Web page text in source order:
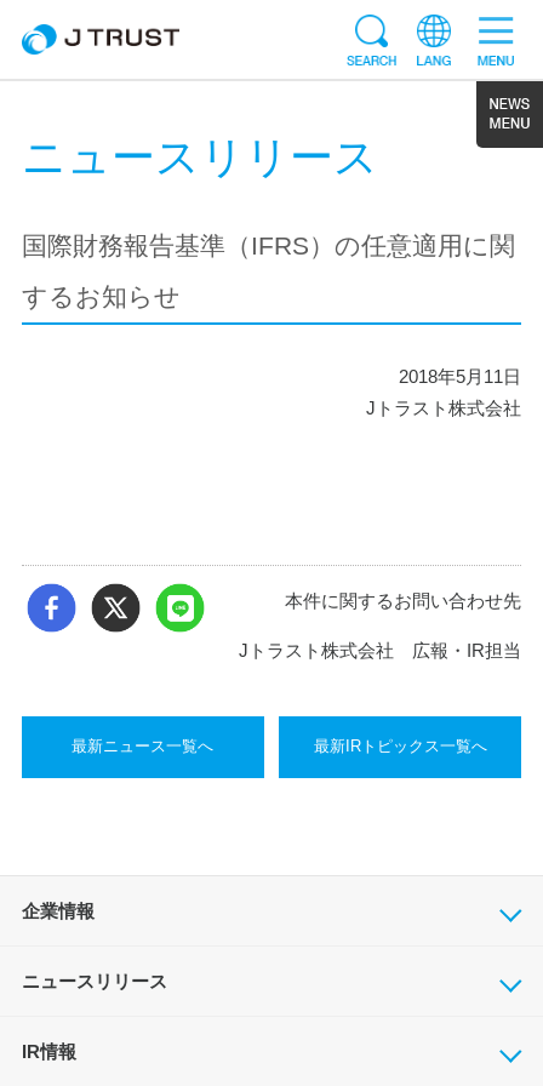
ニュースリリース
国際財務報告基準（IFRS）の任意適用に関
するお知らせ
2018年5月11日
Jトラスト株式会社
本件に関するお問い合わせ先
Jトラスト株式会社 広報・IR担当
最新ニュース一覧へ 最新IRトピックス一覧へ
企業情報
ニュースリリース
IR情報